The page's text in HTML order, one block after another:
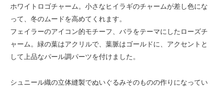
ホワイトロゴチャーム。小さなヒイラギのチャームが差し色にな
って、冬のムードを高めてくれます。
フェイラーのアイコン的モチーフ、バラをテーマにしたローズチ
ャーム。緑の葉はアクリルで、葉脈はゴールドに、アクセントと
して上品なパール調パーツを付けました。
シュニール織の立体縫製でぬいぐるみそのものの作りになってい